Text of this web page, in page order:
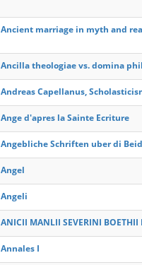
Ancient marriage in myth and
Ancilla theologiae vs. domina
Andreas Capellanus,
Ange d'apres la Sainte Ecriture
Angebliche Schriften uber di
Angel
Angeli
ANICII MANLII SEVERINI
Annales I